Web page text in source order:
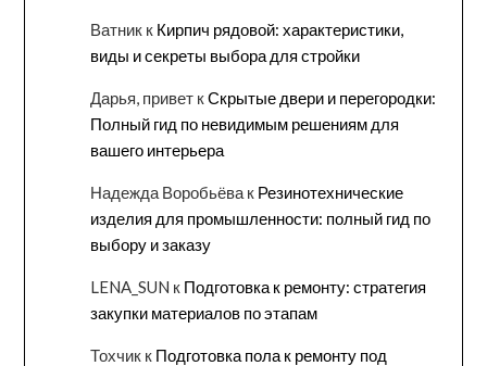
Ватник к Кирпич рядовой: характеристики,
виды и секреты выбора для стройки
Дарья, привет кСкрытые двери и перегородки:
Полный гид по невидимым решениям для
вашего интерьера
Надежда Воробьёва к Резинотехнические
изделия для промышленности: полный гид по
выбору и заказу
LENA_SUN к Подготовка к ремонту: стратегия
закупки материалов по этапам
Тохчик к Подготовка пола к ремонту под